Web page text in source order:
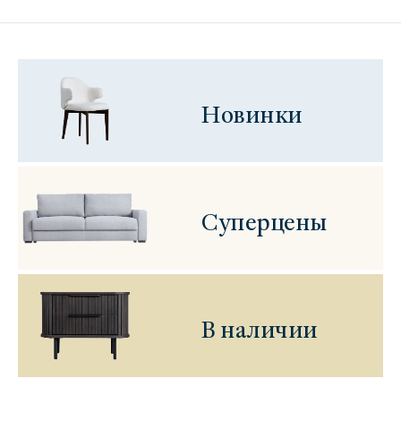
Диван Марсель
Кровать Ньюбери
Стул Престон
Textures
Новинки
Суперцены
В наличии